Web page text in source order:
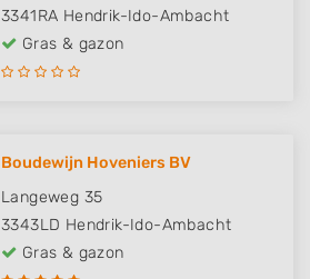
3341RA Hendrik-Ido-Ambacht
Gras & gazon
Boudewijn Hoveniers BV
Langeweg 35
3343LD Hendrik-Ido-Ambacht
Gras & gazon